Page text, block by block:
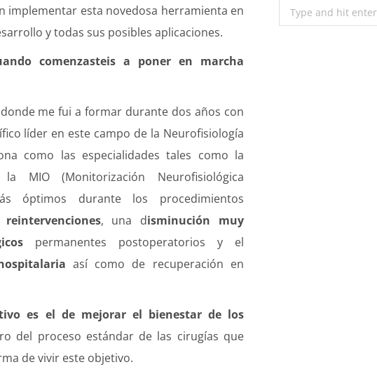
implementar esta novedosa herramienta en
y todas sus posibles aplicaciones.
comenzasteis a poner en marcha
me fui a formar durante dos años con
líder en este campo de la Neurofisiología
como las especialidades tales como la
MIO (Monitorización Neurofisiológica
óptimos durante los procedimientos
, una disminución muy
permanentes postoperatorios y el
así como de recuperación en
es el de mejorar el bienestar de los
del proceso estándar de las cirugías que
de vivir este objetivo.
Search: